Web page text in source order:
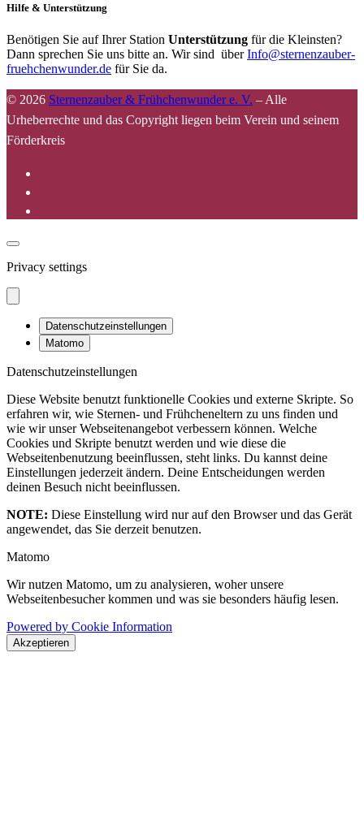
Hilfe & Unterstützung
Benötigen Sie auf Ihrer Station Unterstützung für die Kleinsten?
Dann sprechen Sie uns bitte an. Wir sind überInfo@sternenzauber-
fruehchenwunder.de für Sie da.
© 2026 Sternenzauber & Frühchenwunder e. V. – Alle
Urheberrechte und das Copyright liegen beim Verein und seinem
Förderkreis
Privacy settings
Datenschutzeinstellungen
Matomo
Datenschutzeinstellungen
Diese Website benutzt funktionelle Cookies und externe Skripte. So
erfahren wir, wie Sternen- und Frühcheneltern zu uns finden und
wie wir unser Webseitenangebot verbessern können. Welche
Cookies und Skripte benutzt werden und wie diese die
Webseitenbenutzung beeinflussen, steht links. Du kannst deine
Einstellungen jederzeit ändern. Deine Entscheidungen werden
deinen Besuch nicht beeinflussen.
NOTE: Diese Einstellung wird nur auf den Browser und das Gerät
angewendet, das Sie derzeit benutzen.
Matomo
Wir nutzen Matomo, um zu analysieren, woher unsere
Webseitenbesucher kommen und was sie besonders häufig lesen.
Powered by Cookie Information
Akzeptieren